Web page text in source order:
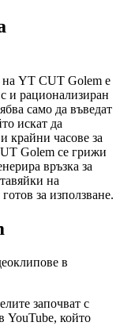
на YT CUT Golem е
и рационализиран
само да въведат
искат да
крайни часове за
Golem се грижи
връзка за
на
за използване.
в
започват с
YouTube, който